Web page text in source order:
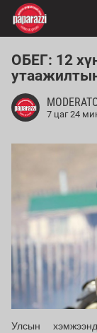
ОБЕГ: 12
7 цаг 24
Улсын